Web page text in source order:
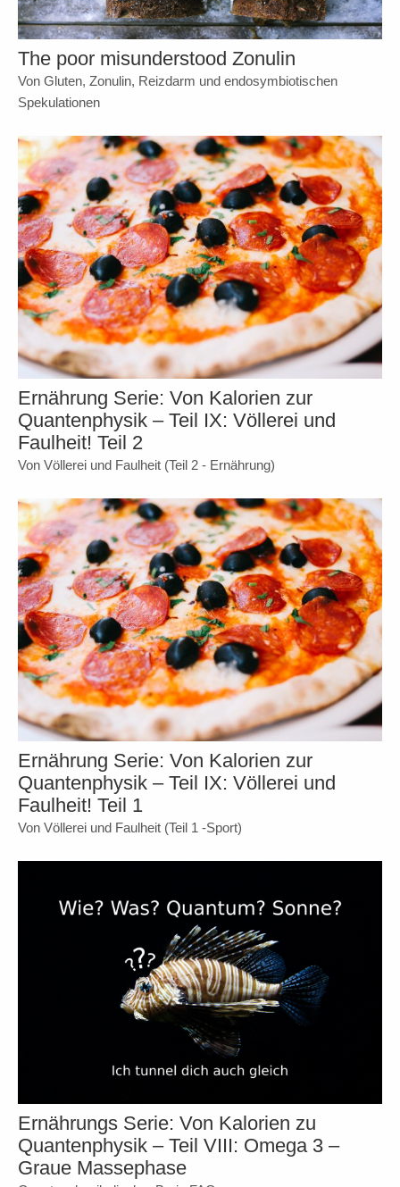
The poor misunderstood Zonulin
Von Gluten, Zonulin, Reizdarm und endosymbiotischen
Spekulationen
Ernährung Serie: Von Kalorien zur
Quantenphysik – Teil IX: Völlerei und
Faulheit! Teil 2
Von Völlerei und Faulheit (Teil 2 - Ernährung)
Ernährung Serie: Von Kalorien zur
Quantenphysik – Teil IX: Völlerei und
Faulheit! Teil 1
Von Völlerei und Faulheit (Teil 1 -Sport)
Ernährungs Serie: Von Kalorien zu
Quantenphysik – Teil VIII: Omega 3 –
Graue Massephase